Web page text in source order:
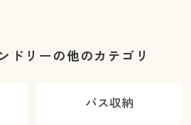
ドリーの他のカテゴリ
バス収納